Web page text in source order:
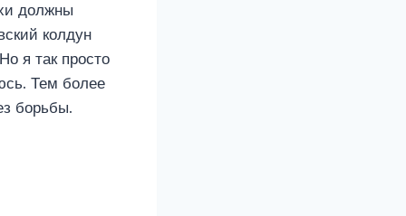
должны
колдун
я так просто
Тем более
борьбы.